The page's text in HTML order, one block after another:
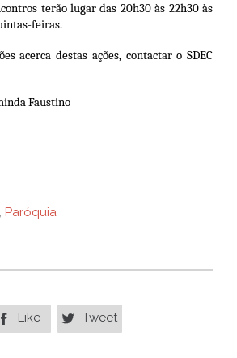
terão lugar das 20h30 às 22h30 às
feiras.
acerca destas ações, contactar o SDEC
Faustino
, Paróquia
 Like  Tweet